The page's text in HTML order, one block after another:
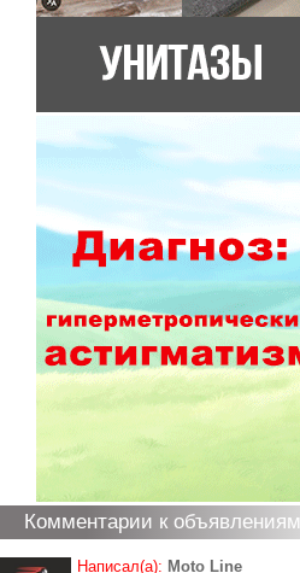
Комментарии к объявлениям
Написал(а): Moto Line